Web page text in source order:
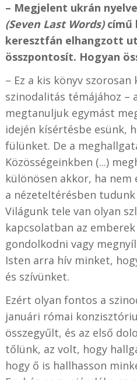
– Megjelent ukrán
(Seven Last Words)című
keresztfán elhangzott
összpontosít. Hogyan
– Ez a kis könyv szorosan
szinodalitás témájához –
megtanuljuk egymást
idején kísértésbe esünk,
fülünket. De a
Közösségeinkben (...)
különösen akkor, ha
a nézeteltérésben
Világunk tele van olyan
kapcsolatban az
gondolkodni vagy
Isten arra hív minket,
és szívünket.
Ezért olyan fontos a
januári római
összegyűlt, és az első
tőlünk, az volt, hogy
hogy ő is hallhasson